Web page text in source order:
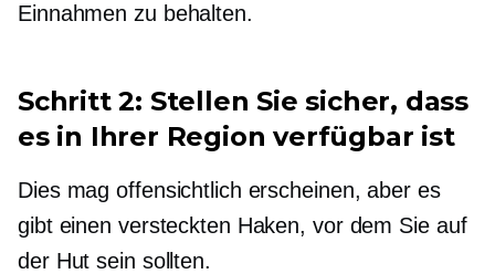
Einnahmen zu behalten.
Schritt 2: Stellen Sie sicher, dass
es in Ihrer Region verfügbar ist
Dies mag offensichtlich erscheinen, aber es
gibt einen versteckten Haken, vor dem Sie auf
der Hut sein sollten.